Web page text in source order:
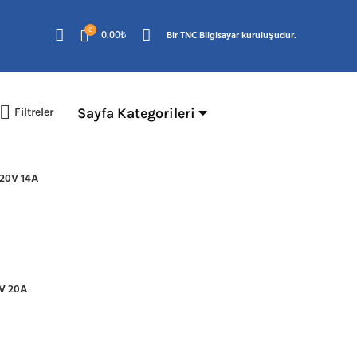
0 0.00₺ Bir TNC Bilgisayar kuruluşudur.
Sayfa Kategorileri
Filtreler
14A
20A